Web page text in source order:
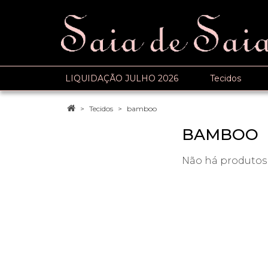
LIQUIDAÇÃO JULHO 2026 Tecidos
Tecidos bamboo
BAMBOO
Não há